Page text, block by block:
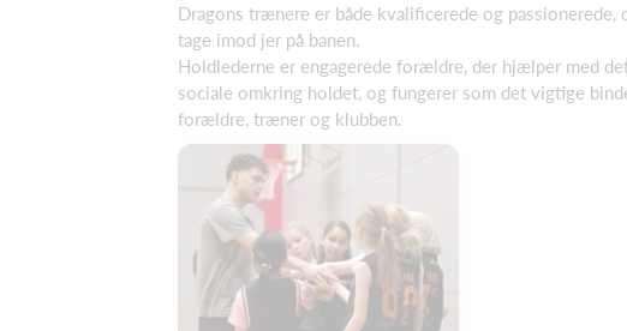
Dragons trænere er både kvalificerede og passionerede,
tage imod jer på banen.
Holdlederne er engagerede forældre, der hjælper med
sociale omkring holdet, og fungerer som det vigtige
forældre, træner og klubben.